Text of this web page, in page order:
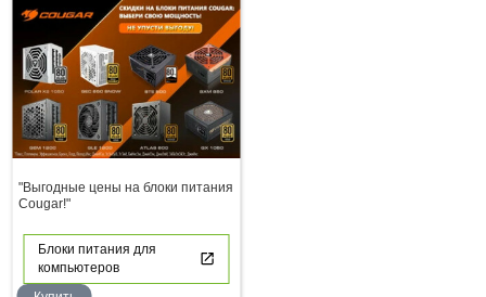
"Выгодные цены на блоки питания
Cougar!"
Блоки питания для
компьютеров